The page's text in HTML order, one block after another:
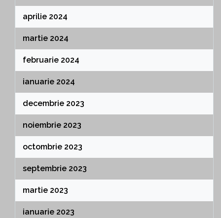
aprilie 2024
martie 2024
februarie 2024
ianuarie 2024
decembrie 2023
noiembrie 2023
octombrie 2023
septembrie 2023
martie 2023
ianuarie 2023